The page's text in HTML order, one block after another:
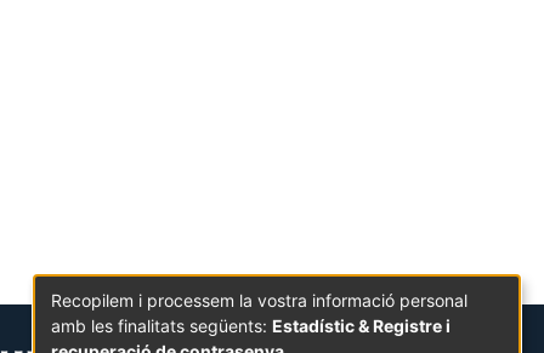
Recopilem i processem la vostra informació personal
amb les finalitats següents: Estadístic & Registre i